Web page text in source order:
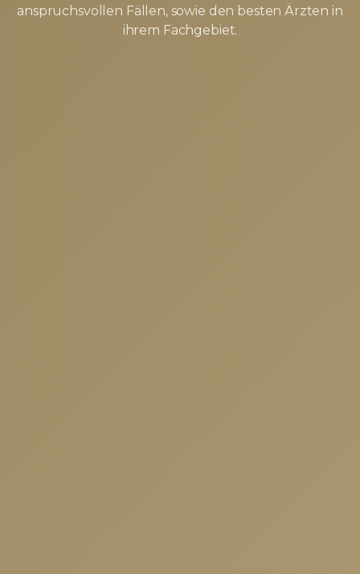
anspruchsvollen Fällen, sowie den besten Ärzten in
ihrem Fachgebiet.